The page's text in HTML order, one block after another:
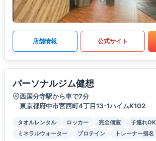
店舗情報 公式サイト
パーソナルジム健想
西国分寺駅から車で7分
東京都府中市宮西町4丁目13-1ハイムK102
タオルレンタル ロッカー 完全個室
子連れOK
ミネラルウォーター
プロテイン トレーナー指名